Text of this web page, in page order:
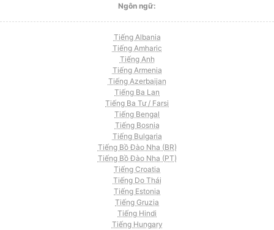
Ngôn ngữ:
Tiếng Albania
Tiếng Amharic
Tiếng Anh
Tiếng Armenia
Tiếng Azerbaijan
Tiếng Ba Lan
Tiếng Ba Tư / Farsi
Tiếng Bengal
Tiếng Bosnia
Tiếng Bulgaria
Tiếng Bồ Đào Nha (BR)
Tiếng Bồ Đào Nha (PT)
Tiếng Croatia
Tiếng Do Thái
Tiếng Estonia
Tiếng Gruzia
Tiếng Hindi
Tiếng Hungary